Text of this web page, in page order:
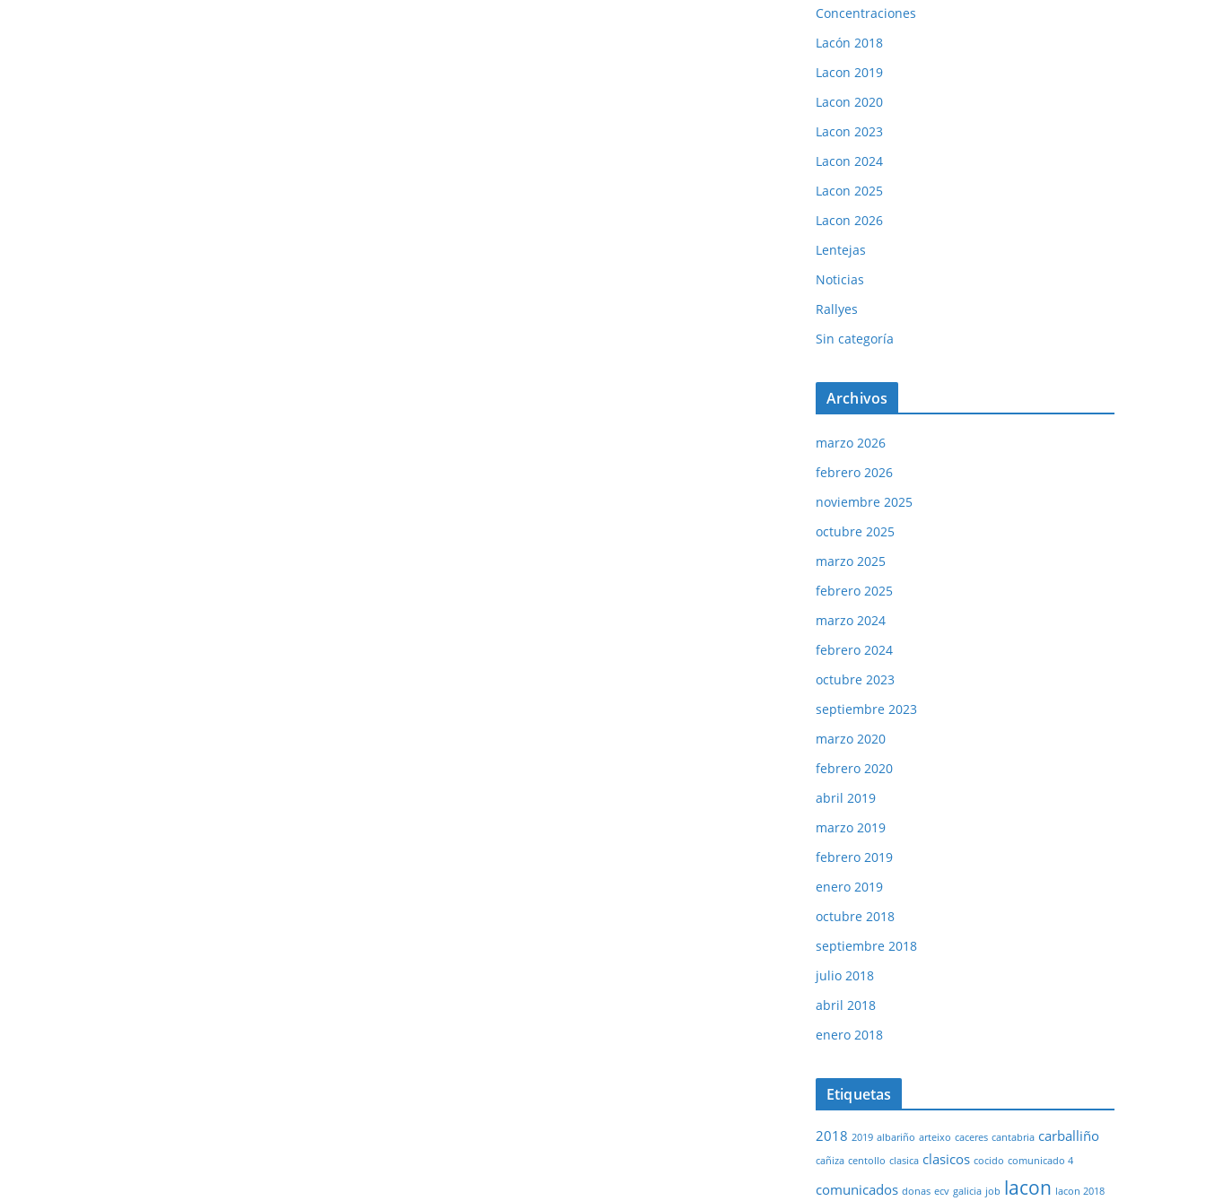
Concentraciones
Lacón 2018
Lacon 2019
Lacon 2020
Lacon 2023
Lacon 2024
Lacon 2025
Lacon 2026
Lentejas
Noticias
Rallyes
Sin categoría
Archivos
marzo 2026
febrero 2026
noviembre 2025
octubre 2025
marzo 2025
febrero 2025
marzo 2024
febrero 2024
octubre 2023
septiembre 2023
marzo 2020
febrero 2020
abril 2019
marzo 2019
febrero 2019
enero 2019
octubre 2018
septiembre 2018
julio 2018
abril 2018
enero 2018
Etiquetas
2018 2019 albariño arteixo caceres cantabria carballiño
cañiza centollo clasica clasicos cocido comunicado 4
comunicados donas ecv galicia job lacon lacon 2018